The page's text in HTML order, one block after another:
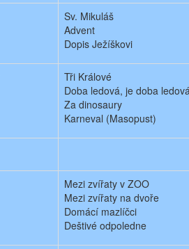
Sv. Mikuláš
Advent
Dopis Ježíškovi
Tři Králové
Doba ledová, je doba
Za dinosaury
Karneval (Masopust)
Mezi zvířaty v ZOO
Mezi zvířaty na dvoře
Domácí mazlíčci
Deštivé odpoledne